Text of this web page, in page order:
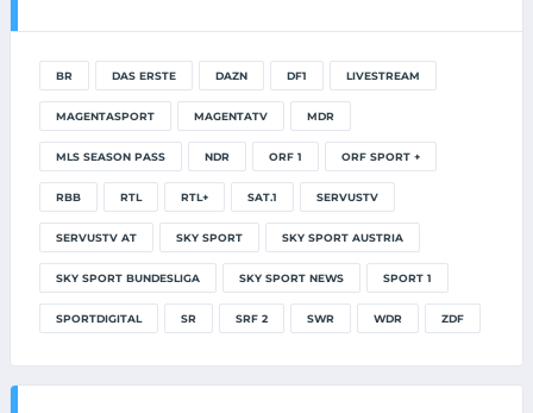
BR DAS ERSTE DAZN DF1 LIVESTREAM
MAGENTASPORT MAGENTATV MDR
MLS SEASON PASS NDR ORF 1 ORF SPORT +
RBB RTL RTL+ SAT.1 SERVUSTV
SERVUSTV AT SKY SPORT SKY SPORT AUSTRIA
SKY SPORT BUNDESLIGA SKY SPORT NEWS SPORT 1
SPORTDIGITAL SR SRF 2 SWR WDR ZDF